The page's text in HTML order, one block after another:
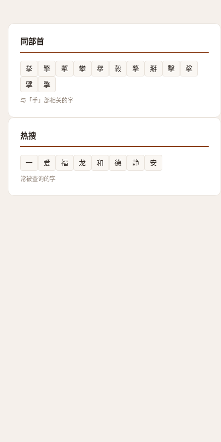
同部首
挙 擎 㨻 攀 擧 㨌 撉 掰 擊
㧳
擘
撆
与「手」部相关的字
热搜
一 爱 福 龙 和 德 静 安
常被查询的字